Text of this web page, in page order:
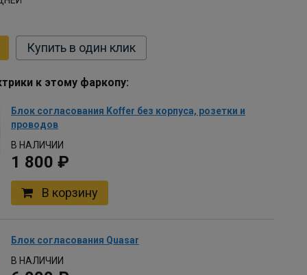
Купить в один клик
к этому фаркопу:
Блок согласования Koffer без корпуса, розетки и
проводов
В НАЛИЧИИ
1 800 ₽
В корзину
Блок согласования Quasar
В НАЛИЧИИ